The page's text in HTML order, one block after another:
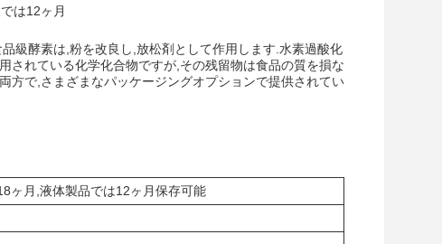
は12ヶ月
級酵素は,粉を改良し,放松剤として作用します.水素過酸化
されている化学化合物ですが,その残留物は食品の質を損な
方で,さまざまなパッケージングオプションで提供されてい
ヶ月,液体製品では12ヶ月保存可能